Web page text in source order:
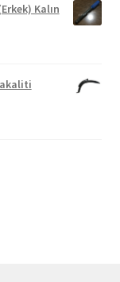
Kalın